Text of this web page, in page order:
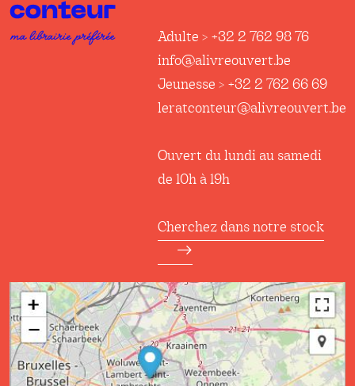
Adulte > +32 2 762 98 76
info@alivreouvert.be
Jeunesse > +32 2 762 66 69
leratconteur@alivreouvert.be
Ouvert du lundi au samedi
de 10h à 19h
Cherchez dans notre stock